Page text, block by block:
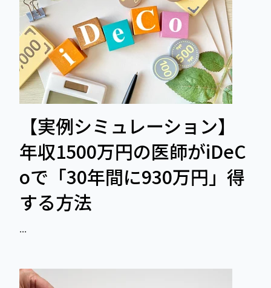
【実例シミュレーション】
年収1500万円の医師がiDeC
oで「30年間に930万円」得
する方法
...